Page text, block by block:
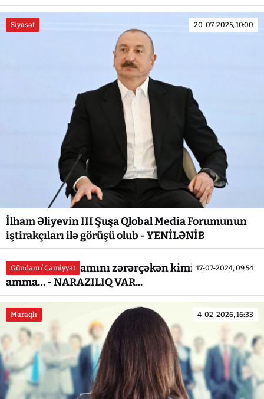
Siyasət 20-07-2025, 10:00
İlham Əliyevin III Şuşa Qlobal Media Forumunun
iştirakçıları ilə görüşü olub - YENİLƏNİB
Gündəm / Cəmiyyət 17-07-2024, 09:54
Məhkəmə iş adamını zərərçəkən kimi tanıdı,
amma… - NARAZILIQ VAR...
Maraqlı 4-02-2026, 16:33